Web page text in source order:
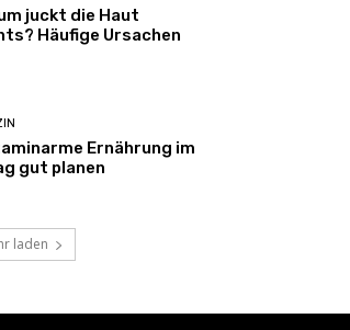
juckt die Haut
Häufige Ursachen
Ernährung im
gut planen
laden